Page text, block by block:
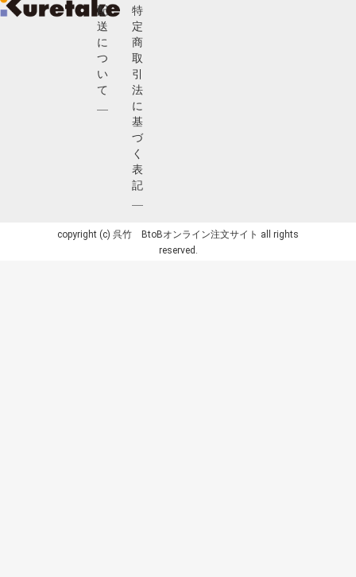
配
送
に
つ
い
て
特
定
商
取
引
法
に
基
づ
く
表
記
copyright (c) 呉竹 BtoBオンライン注文サイト all rights
reserved.